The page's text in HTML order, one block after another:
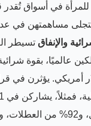
للمرأة في أسواق تُقدر
تتجلى مساهمتهن في
والإنفاق
عالميًا، بقوة
دولار أمريكي. يؤثرن في